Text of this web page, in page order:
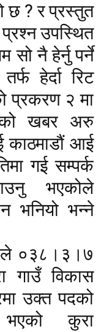
छ ?र प्रस्तुत
प्रश्न उपस्थित
सो नै हेर्नु पर्ने
हेर्दा रिट
प्रकरण २ मा
खबर अरु
काठमाडौं आई
गई सम्पर्क
भएकोले
भनियो भन्ने
०३८।३।७
गाउँ विकास
उक्त पदको
भएको कुरा